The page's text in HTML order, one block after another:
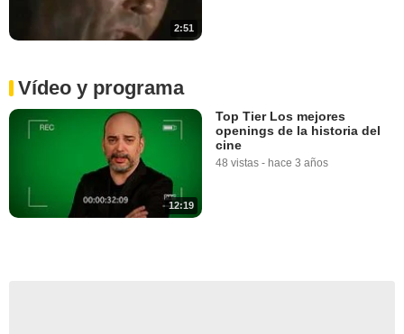
2:51
Vídeo y programa
12:19
Top Tier Los mejores
openings de la historia del
cine
48 vistas - hace 3 años